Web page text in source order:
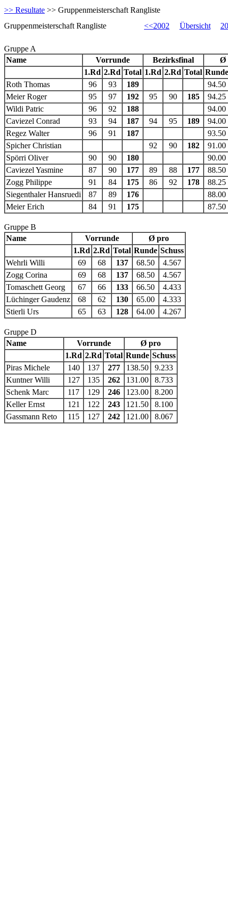
>> Resultate >> Gruppenmeisterschaft Rangliste
Gruppenmeisterschaft Rangliste
<<2002 Übersicht
Gruppe A
Name
Vorrunde Bezirksfinal
Ø
1.Rd 2.Rd Total 1.Rd 2.Rd Total Runde
Roth Thomas
96 93 189
94.50
Meier Roger
95 97 192 95 90 185
94.25
Wildi Patric
96 92 188
94.00
Caviezel Conrad
93 94 187 94 95 189
94.00
Regez Walter
96 91 187
93.50
Spicher Christian
92 90 182
91.00
Spörri Oliver
90 90 180
90.00
Caviezel Yasmine
87 90 177 89 88 177
88.50
Zogg Philippe
91 84 175 86 92 178
88.25
Siegenthaler Hansruedi
87 89 176
88.00
Meier Erich
84 91 175 87.50
Gruppe B
Name
Vorrunde
Ø pro
1.Rd 2.Rd Total Runde Schuss
Wehrli Willi
69 68 137 68.50
4.567
Zogg Corina
69 68 137 68.50
4.567
Tomaschett Georg
67 66 133 66.50
4.433
Lüchinger Gaudenz
68 62 130 65.00
4.333
Stierli Urs
65 63 128 64.00 4.267
Gruppe D
Name
Vorrunde
Ø pro
1.Rd 2.Rd Total Runde Schuss
Piras Michele
140 137 277 138.50
9.233
Kuntner Willi
127 135 262 131.00
8.733
Schenk Marc
117 129 246 123.00
8.200
Keller Ernst
121 122 243 121.50
8.100
Gassmann Reto
115 127 242 121.00 8.067